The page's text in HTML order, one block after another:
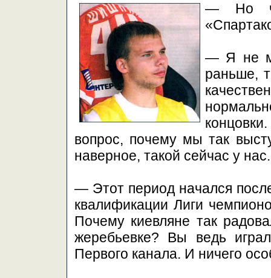
— Но
— Я не
раньше,
вопрос, почему мы так
наверное, такой сейчас у
— Этот период начался
квалификации Лиги
Почему киевляне так
жеребьевке? Вы ведь
Первого канала. И ничего